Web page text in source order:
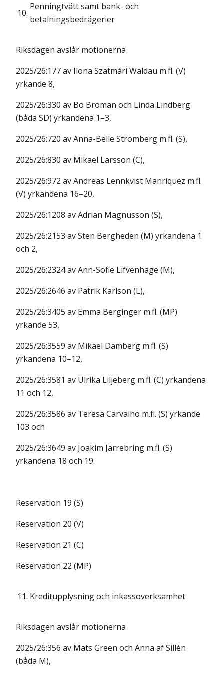
10.
Penningtvätt samt bank- och
betalningsbedrägerier
Riksdagen avslår motionerna
2025/26:177 av Ilona Szatmári Waldau m.fl. (V)
yrkande 8,
2025/26:330 av Bo Broman och Linda Lindberg
(båda SD) yrkandena 1–3,
2025/26:720 av Anna-Belle Strömberg m.fl. (S),
2025/26:830 av Mikael Larsson (C),
2025/26:972 av Andreas Lennkvist Manriquez m.fl.
(V) yrkandena 16–20,
2025/26:1208 av Adrian Magnusson (S),
2025/26:2153 av Sten Bergheden (M) yrkandena 1
och 2,
2025/26:2324 av Ann-Sofie Lifvenhage (M),
2025/26:2646 av Patrik Karlson (L),
2025/26:3405 av Emma Berginger m.fl. (MP)
yrkande 53,
2025/26:3559 av Mikael Damberg m.fl. (S)
yrkandena 10–12,
2025/26:3581 av Ulrika Liljeberg m.fl. (C) yrkandena
11 och 12,
2025/26:3586 av Teresa Carvalho m.fl. (S) yrkande
103 och
2025/26:3649 av Joakim Järrebring m.fl. (S)
yrkandena 18 och 19.
Reservation 19 (S)
Reservation 20 (V)
Reservation 21 (C)
Reservation 22 (MP)
11. Kreditupplysning och inkassoverksamhet
Riksdagen avslår motionerna
2025/26:356 av Mats Green och Anna af Sillén
(båda M),